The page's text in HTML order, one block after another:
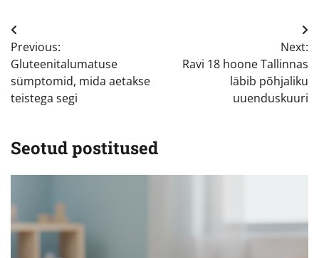
Navigeerimine
Previous:
Gluteenitalumatuse
sümptomid, mida aetakse
teistega segi
Next:
Ravi 18 hoone Tallinnas
läbib põhjaliku
uuenduskuuri
Seotud postitused